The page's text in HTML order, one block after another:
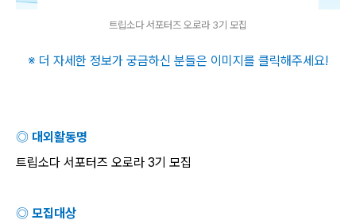
트립소다 서포터즈 오로라 3기 모집
※ 더 자세한 정보가 궁금하신 분들은 이미지를 클릭해주세요!
◎ 대외활동명
트립소다 서포터즈 오로라 3기 모집
◎ 모집대상